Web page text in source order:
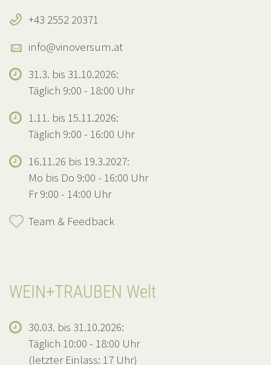
+43 2552 20371
info@vinoversum.at
31.3. bis 31.10.2026:
Täglich 9:00 - 18:00 Uhr
1.11. bis 15.11.2026:
Täglich 9:00 - 16:00 Uhr
16.11.26 bis 19.3.2027:
Mo bis Do 9:00 - 16:00 Uhr
Fr 9:00 - 14:00 Uhr
Team & Feedback
WEIN+TRAUBEN Welt
30.03. bis 31.10.2026:
Täglich 10:00 - 18:00 Uhr
(letzter Einlass: 17 Uhr)